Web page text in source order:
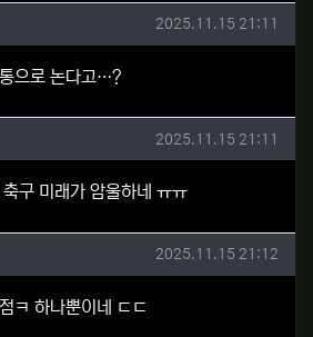
댓글 작성일
2025.11.15 21:11
으로 논다고…?
댓글 작성일
2025.11.15 21:11
구 미래가 암울하네 ㅠㅠ
글 작성일
2025.11.15 21:12
ㅋ 하나뿐이네 ㄷㄷ